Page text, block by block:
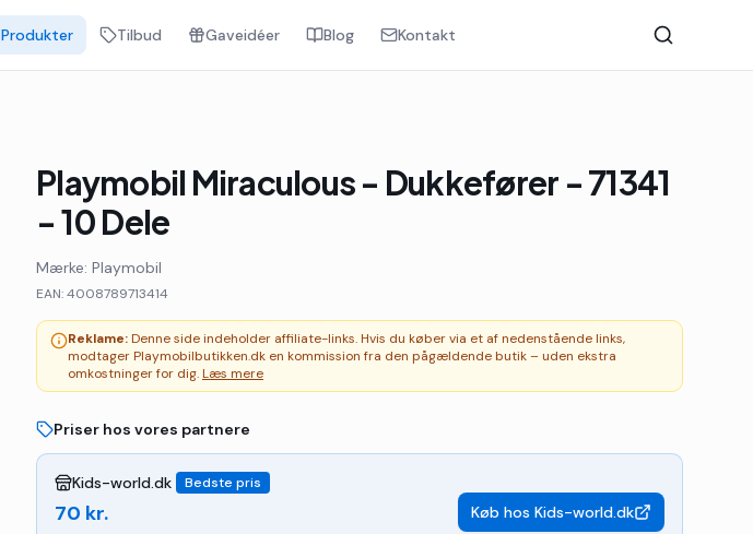
Produkter Tilbud Gaveidéer Blog Kontakt
Playmobil Miraculous - Dukkefører - 71341
- 10 Dele
Mærke: Playmobil
EAN:4008789713414
Reklame:Denne side indeholder affiliate-links. Hvis du køber via et af nedenstående links,
modtager Playmobilbutikken.dk en kommission fra den pågældende butik – uden ekstra
omkostninger for dig.Læs mere
Priser hos vores partnere
Kids-world.dk Bedste pris
70 kr. Køb hos Kids-world.dk